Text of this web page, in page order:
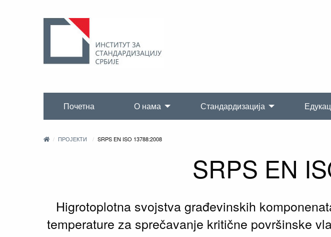
Почетна О нама Стандардизација
ПРОЈЕКТИ SRPS EN ISO 13788:2008
SRPS EN
Higrotoplotna svojstva građevinskih
temperature za sprečavanje kritične površinske